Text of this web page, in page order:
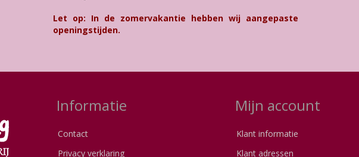
Let op: In de zomervakantie hebben wij aangepaste
openingstijden.
Informatie
Contact
Privacy verklaring
Mijn account
Klant informatie
Klant adressen